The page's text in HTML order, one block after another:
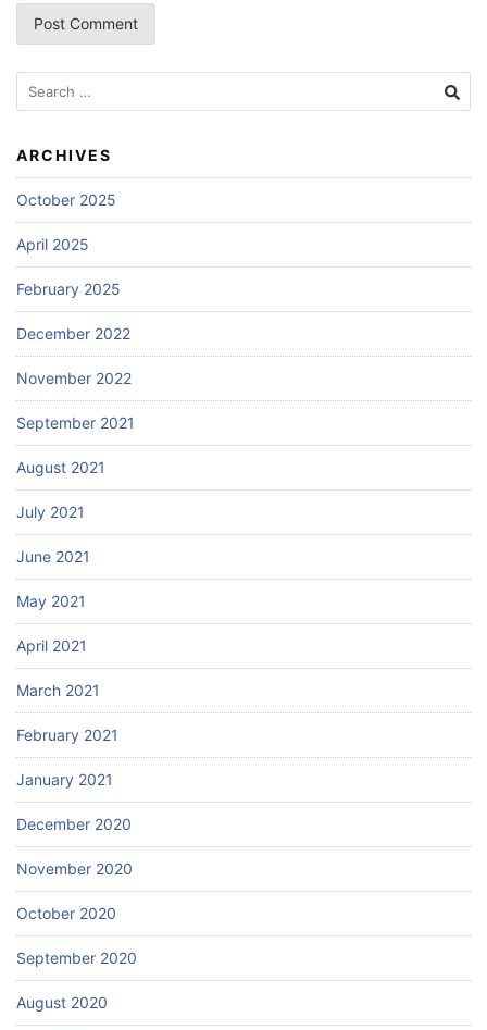
Search
for:
ARCHIVES
October 2025
April 2025
February 2025
December 2022
November 2022
September 2021
August 2021
July 2021
June 2021
May 2021
April 2021
March 2021
February 2021
January 2021
December 2020
November 2020
October 2020
September 2020
August 2020